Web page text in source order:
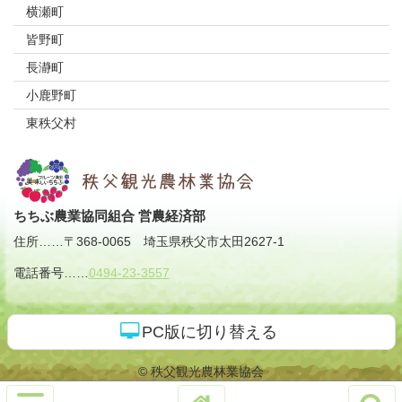
横瀬町
皆野町
長瀞町
小鹿野町
東秩父村
ちちぶ農業協同組合 営農経済部
住所……〒368-0065 埼玉県秩父市太田2627-1
電話番号……0494-23-3557
PC版に切り替える
© 秩父観光農林業協会